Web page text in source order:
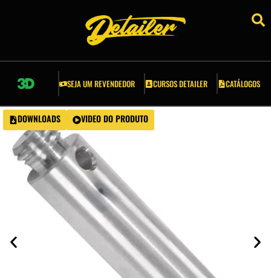
E GRELHAS
CREPE AUTOMOTIVA
AUTOMOTIVAS
SEJA UM REVENDEDOR CURSOS DETAILER CATÁLOGOS
DOWNLOADS VIDEO DO PRODUTO